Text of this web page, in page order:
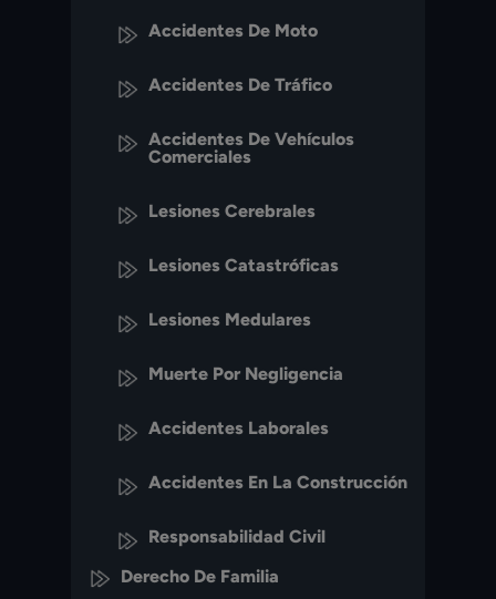
Accidentes De Moto
Accidentes De Tráfico
Accidentes De Vehículos
Comerciales
Lesiones Cerebrales
Lesiones Catastróficas
Lesiones Medulares
Muerte Por Negligencia
Accidentes Laborales
Accidentes En La Construcción
Responsabilidad Civil
Derecho De Familia